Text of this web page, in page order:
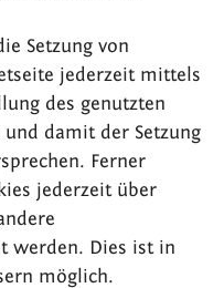
Setzung von
jederzeit mittels
des genutzten
damit der Setzung
Ferner
jederzeit über
werden. Dies ist in
möglich.